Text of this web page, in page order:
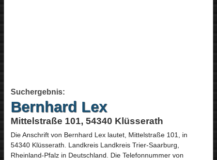
Suchergebnis:
Bernhard Lex
Mittelstraße 101, 54340 Klüsserath
Die Anschrift von Bernhard Lexlautet, Mittelstraße 101, in
54340 Klüsserath. Landkreis Landkreis Trier-Saarburg,
Rheinland-Pfalzin Deutschland. Die Telefonnummer von